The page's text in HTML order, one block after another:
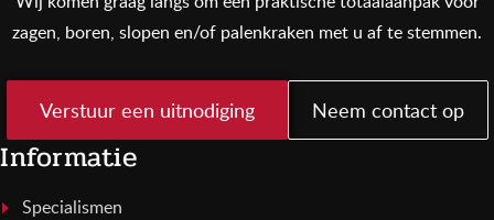
zagen, boren, slopen en/of palenkraken met u af te stemmen.
Verstuur een uitnodiging Neem contact op
Informatie
Specialismen